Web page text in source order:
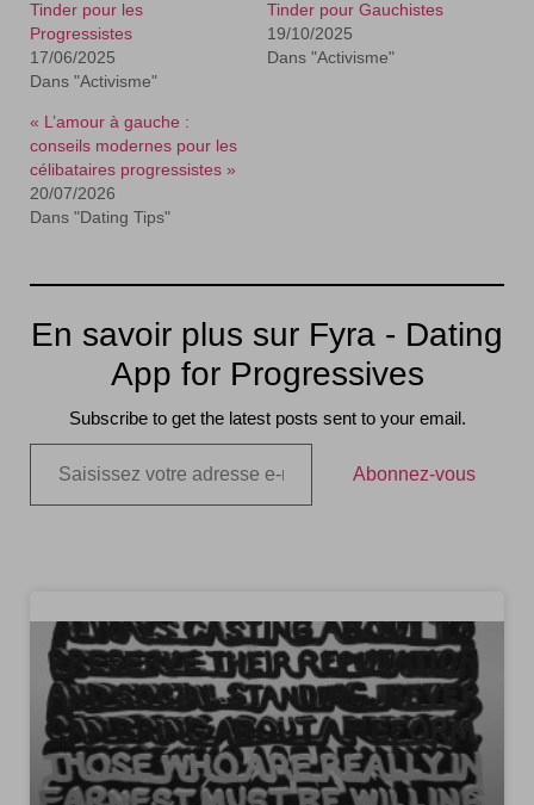
Tinder pour les
Progressistes
17/06/2025
Dans "Activisme"
Tinder pour Gauchistes
19/10/2025
Dans "Activisme"
« L’amour à gauche :
conseils modernes pour les
célibataires progressistes »
20/07/2026
Dans "Dating Tips"
En savoir plus sur Fyra - Dating
App for Progressives
Subscribe to get the latest posts sent to your email.
Abonnez-vous